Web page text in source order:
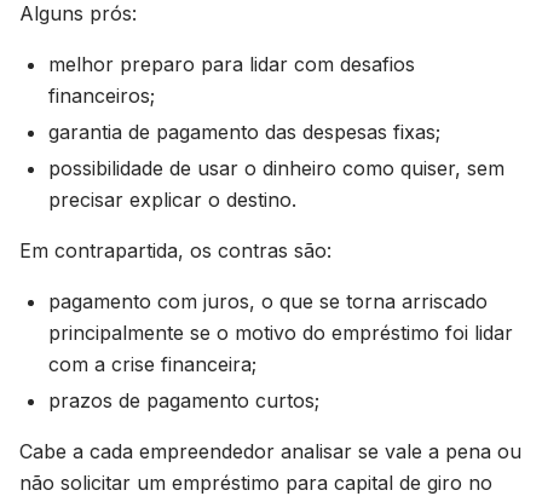
Alguns prós:
melhor preparo para lidar com desafios
financeiros;
garantia de pagamento das despesas fixas;
possibilidade de usar o dinheiro como quiser, sem
precisar explicar o destino.
Em contrapartida, os contras são:
pagamento com juros, o que se torna arriscado
principalmente se o motivo do empréstimo foi lidar
com a crise financeira;
prazos de pagamento curtos;
Cabe a cada empreendedor analisar se vale a pena ou
não solicitar um empréstimo para capital de giro no